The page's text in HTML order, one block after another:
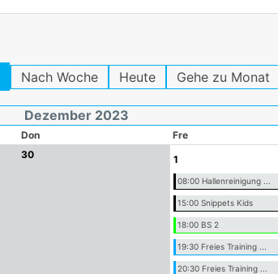
Nach Woche Heute Gehe zu Monat
Dezember 2023
Don Fre
30 1
08:00 Hallenreinigung ...
15:00 Snippets Kids
18:00 BS 2
19:30 Freies Training ...
20:30 Freies Training ...